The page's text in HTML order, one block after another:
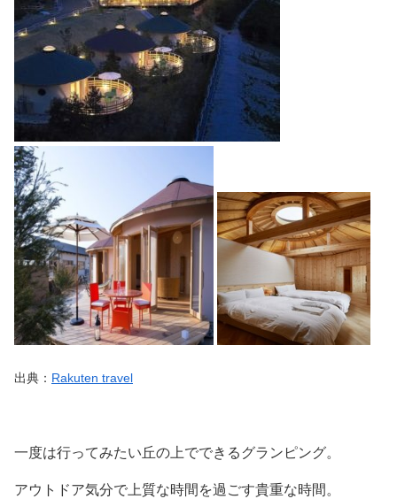
出典： Rakuten travel
一度は行ってみたい丘の上でできるグランピング。
アウトドア気分で上質な時間を過ごす貴重な時間。